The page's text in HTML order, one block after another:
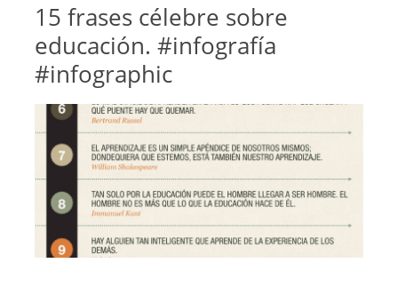
15 frases célebre sobre
educación. #infografía
#infographic